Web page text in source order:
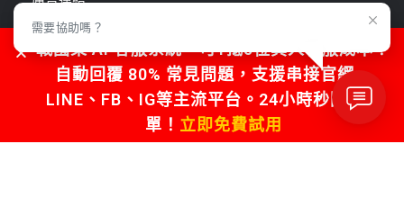
戰國策戰勝學院
戰國策 AI 客服系統，可1抵5位真人客服成本！
自動回覆 80% 常見問題，支援串接官網、
LINE、FB、IG等主流平台。24小時秒回不漏
單！ 立即免費試用
需要協助嗎？